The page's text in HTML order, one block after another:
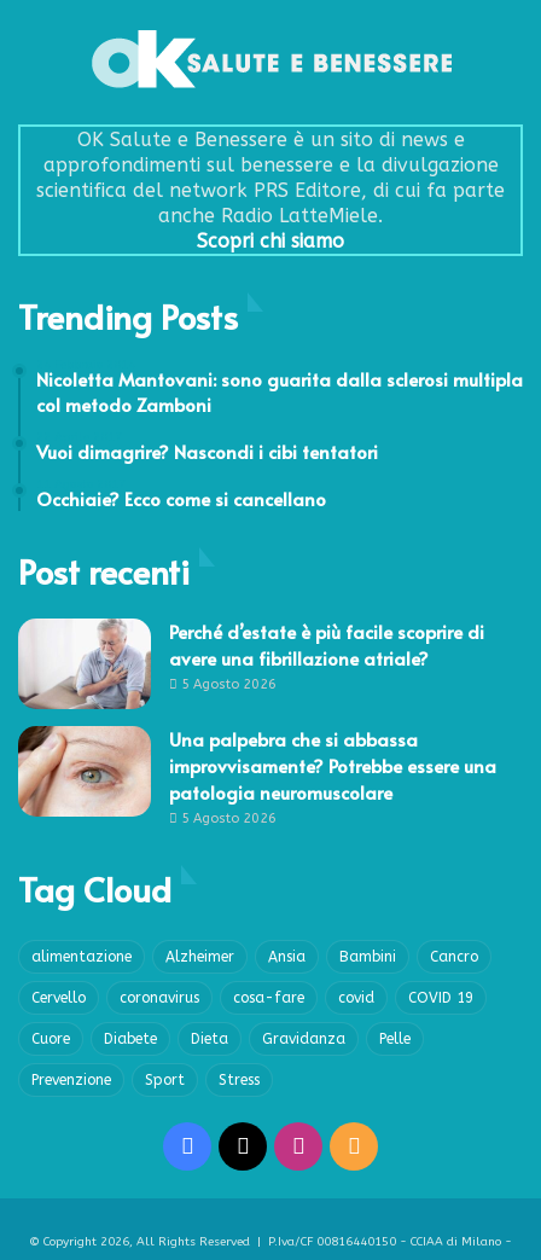
OK Salute e Benessere è un sito di news e
approfondimenti sul benessere e la divulgazione
scientifica del network PRS Editore, di cui fa parte
anche Radio LatteMiele.
Scopri chi siamo
Trending Posts
Nicoletta Mantovani: sono guarita dalla sclerosi multipla
col metodo Zamboni
Vuoi dimagrire? Nascondi i cibi tentatori
Occhiaie? Ecco come si cancellano
Post recenti
Perché d’estate è più facile scoprire di
avere una fibrillazione atriale?
5 Agosto 2026
Una palpebra che si abbassa
improvvisamente? Potrebbe essere una
patologia neuromuscolare
5 Agosto 2026
Tag Cloud
alimentazione Alzheimer Ansia Bambini Cancro
Cervello coronavirus cosa-fare covid COVID 19
Cuore Diabete Dieta Gravidanza Pelle
Prevenzione Sport Stress
Facebook Instagram
RSS
© Copyright 2026, All Rights Reserved | P.Iva/CF 00816440150 - CCIAA di Milano -